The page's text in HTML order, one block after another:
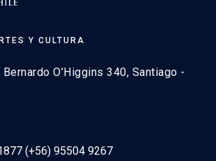
Y CULTURA
O’Higgins 340, Santiago -
(+56) 95504 9267